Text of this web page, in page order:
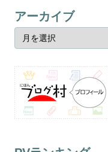
アーカイブ